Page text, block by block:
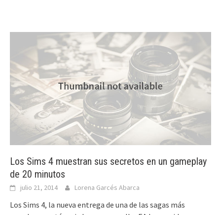
Los Sims 4 muestran sus secretos en un gameplay
de 20 minutos
julio 21, 2014 Lorena Garcés Abarca
Los Sims 4, la nueva entrega de una de las sagas más